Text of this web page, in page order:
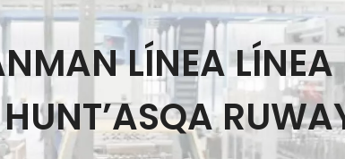
LÍNEA LÍNEA